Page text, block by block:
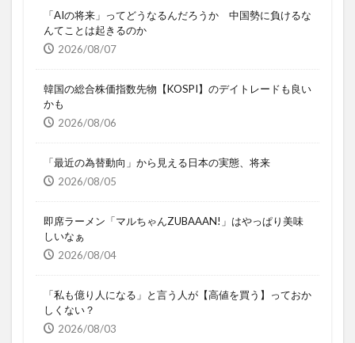
「AIの将来」ってどうなるんだろうか 中国勢に負けるな
んてことは起きるのか
2026/08/07
韓国の総合株価指数先物【KOSPI】のデイトレードも良い
かも
2026/08/06
「最近の為替動向」から見える日本の実態、将来
2026/08/05
即席ラーメン「マルちゃんZUBAAAN!」はやっぱり美味
しいなぁ
2026/08/04
「私も億り人になる」と言う人が【高値を買う】っておか
しくない？
2026/08/03